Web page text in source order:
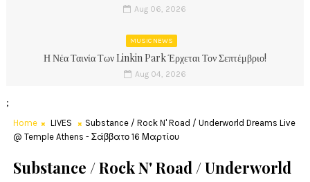
Aug 06, 2026
MUSIC NEWS
Η Νέα Ταινία Των Linkin Park Έρχεται Τον Σεπτέμβριο!
Aug 04, 2026
;
Home LIVES
Substance / Rock N' Road / Underworld Dreams Live
@ Temple Athens - Σάββατο 16 Μαρτίου
Substance / Rock N' Road / Underworld